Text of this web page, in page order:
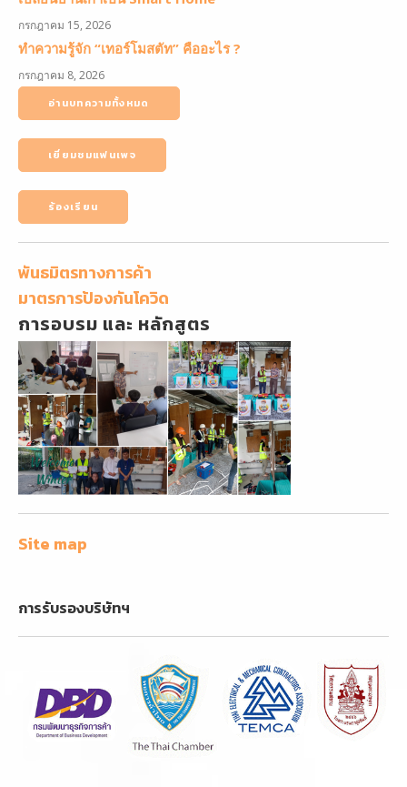
กรกฎาคม 15, 2026
ทำความรู้จัก “เทอร์โมสตัท” คืออะไร ?
กรกฎาคม 8, 2026
อ่านบทความทั้งหมด
เยี่ยมชมแฟนเพจ
ร้องเรียน
พันธมิตรทางการค้า
มาตรการป้องกันโควิด
การอบรม และ หลักสูตร
Site map
การรับรองบริษัทฯ